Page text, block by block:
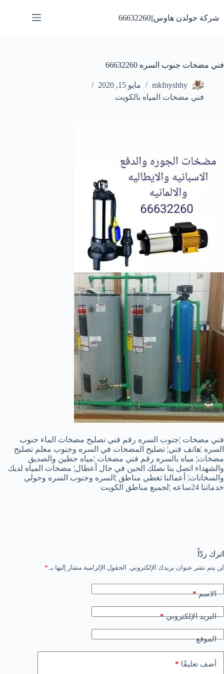
إلى
المحتوى
شركة جولدن هاوس||66632260
فني مضخات جنوب السره 66632260
mkfnyshhy
مايو 15, 2020
فني مضخات المياه بالكويت
فني مضخات ¦جنوب السره رقم فني تصليح مضخات الماء جنوب
السره ¦هاتف فني¦ تصليح المضخات في السره وجنوب معلم تصليح
مضخات¦ مياه بالسره رقم فني مضخات ¦مياه حطين والصديق
والشهداء اتصل بنا نصلك الحين في حال أعطال¦ مضخات المياه لديك
والسخانات¦ أعمالنا تغطي مناطق ¦السره وجنوب السره وحولي
خدماتنا 24ساعه ¦لجميع مناطق الكويت
اترك ردّاً
لن يتم نشر عنوان بريدك الإلكتروني. الحقول الإلزامية مشار إليها بـ *
الاسم*
البريد الإلكتروني*
الموقع
أضف تعليقًا *